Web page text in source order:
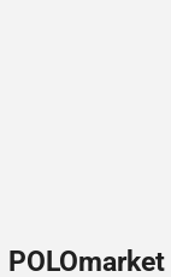
POLOmarket